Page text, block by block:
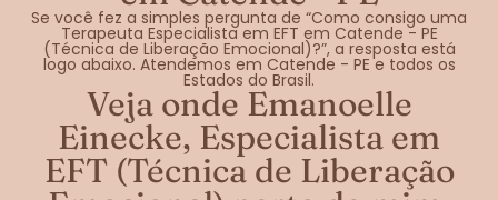
Se você fez a simples pergunta de “Como consigo uma
Terapeuta Especialista em EFT em Catende - PE
(Técnica de Liberação Emocional)?”, a resposta está
logo abaixo. Atendemos em Catende - PE e todos os
Estados do Brasil.
Veja onde Emanoelle
Einecke, Especialista em
EFT (Técnica de Liberação